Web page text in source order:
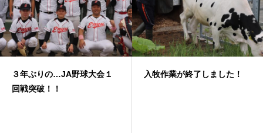
３年ぶりの…JA野球大会１
回戦突破！！
入牧作業が終了しました！